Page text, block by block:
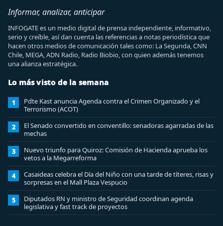
Informar, analizar, anticipar
INFOGATE es un medio digital de prensa independiente, informativo,
serio y creíble, así dan cuenta las referencias a notas periodística que
hacen otros medios de comunicación tales como: La Segunda, CNN
Chile, MEGA, ADN Radio, Radio Biobio, con quien además tenemos
una alianza estratégica.
Lo más visto de la semana
1
Pdte Kast anuncia Agenda contra el Crimen Organizado y el
Terrorismo (ACOT)
2
El Senado convertido en conventillo: senadoras agarradas de las
mechas
3
Nuevo triunfo para Quiroz: Comisión de Hacienda aprueba los
vetos a la Megarreforma
4
Casaideas celebra el Día del Niño con una tarde de títeres, risas y
sorpresas en el Mall Plaza Vespucio
5
Diputados RN y ministro de Seguridad coordinan agenda
legislativa y fast track de proyectos